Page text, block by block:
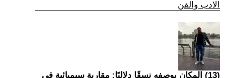
الادب والفن
(13) المكان بوصفه نسقًا دلاليًا: مقاربة سيميائية في